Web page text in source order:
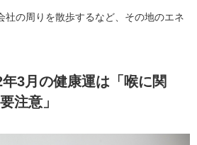
社の周りを散歩するなど、その地のエネ
3月の健康運は「喉に関
注意」